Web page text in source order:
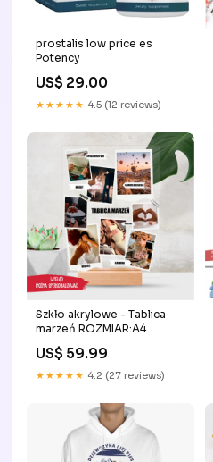
prostalis low price es
Potency
US$ 29.00
★★★★★ 4.5 (12 reviews)
Szkło akrylowe - Tablica
marzeń ROZMIAR:A4
US$ 59.99
★★★★★ 4.2 (27 reviews)